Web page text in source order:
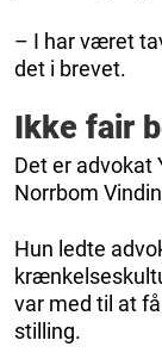
– I har været
det i brevet.
Ikke fair
Det er advokat
Norrbom
Hun ledte
var med til at
stilling.